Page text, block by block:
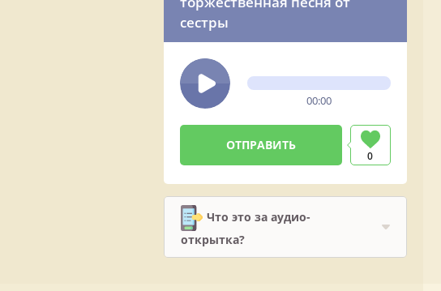
сестры
00:00
0
Что это за аудио-
открытка?